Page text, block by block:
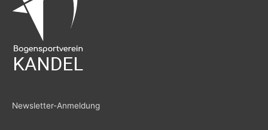
Newsletter-Anmeldung